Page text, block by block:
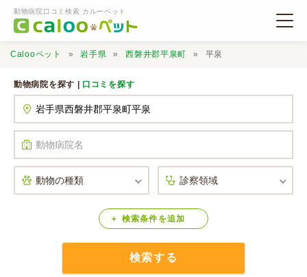
動物病院口コミ検索 カルーペット
口コミ検索
Calooペットとは？
Calooペット 岩手県 西磐井郡平泉町 平泉
動物病院を探す | 口コミを探す
検索条件 を追加
検索する